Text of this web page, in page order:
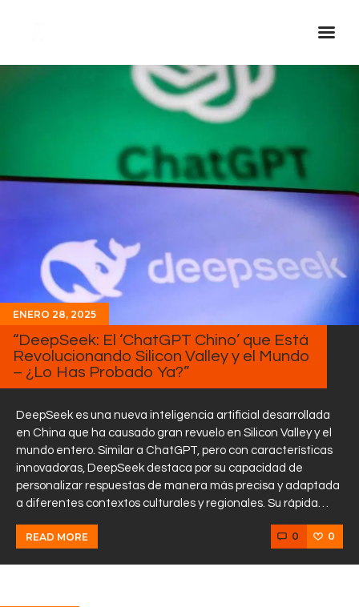
Inicio Real FM
En Vivo
Descarga La APP
Noticias
Equipo
Sobre Nosotros
Contactos
ENERO 28, 2025
“DeepSeek: El ‘ChatGPT Chino’ que Está
Revolucionando Silicon Valley y el Mundo
– ¿Lo Has Probado Ya?”
DeepSeek es una nueva inteligencia artificial desarrollada
en China que ha causado gran revuelo en Silicon Valley y el
mundo entero. Similar a ChatGPT, pero con características
innovadoras, DeepSeek destaca por su capacidad de
personalizar respuestas de manera más precisa y adaptada
a diferentes contextos culturales y regionales. Su rápida…
READ MORE 0 0